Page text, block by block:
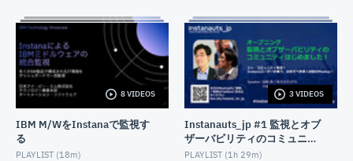
8 VIDEOS
IBM M/WをInstanaで監視す
る
PLAYLIST (18m)
3 VIDEOS
Instanauts_jp #1 監視とオブ
ザーバビリティのコミュニテ
ィはじめました！(Instana
PLAYLIST (1h 29m)